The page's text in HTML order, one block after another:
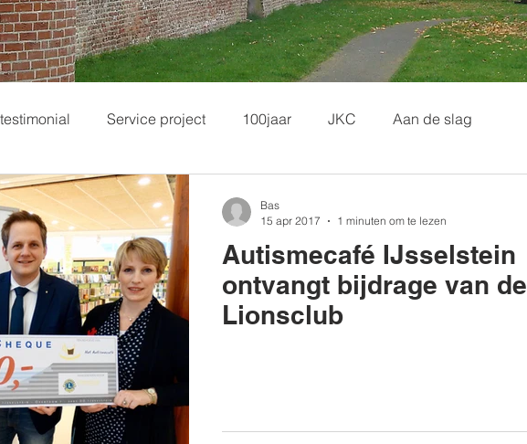
testimonial Service project 100jaar JKC Aan de slag
Autismecafé IJsselstein
ontvangt bijdrage van de
Lionsclub
Bas
15 apr 2017
1 minuten om te lezen